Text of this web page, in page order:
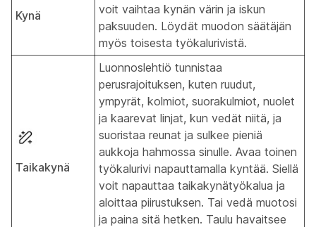
Kynä
voit vaihtaa kynän värin ja iskun
paksuuden. Löydät muodon säätäjän
myös toisesta työkalurivistä.
Taikakynä
Luonnoslehtiö tunnistaa
perusrajoituksen, kuten ruudut,
ympyrät, kolmiot, suorakulmiot, nuolet
ja kaarevat linjat, kun vedät niitä, ja
suoristaa reunat ja sulkee pieniä
aukkoja hahmossa sinulle. Avaa toinen
työkalurivi napauttamalla kyntää. Siellä
voit napauttaa taikakynätyökalua ja
aloittaa piirustuksen. Tai vedä muotosi
ja paina sitä hetken. Taulu havaitsee